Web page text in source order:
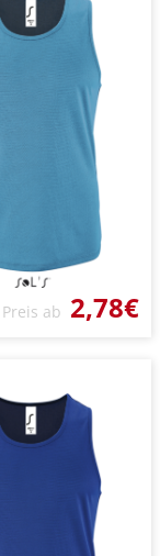
Preis ab 2,78€